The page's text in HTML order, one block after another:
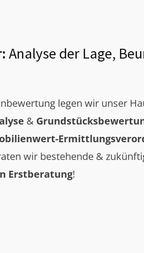
Analyse der Lage,
legen wir unser
&
wir bestehende &
Erstberatung!